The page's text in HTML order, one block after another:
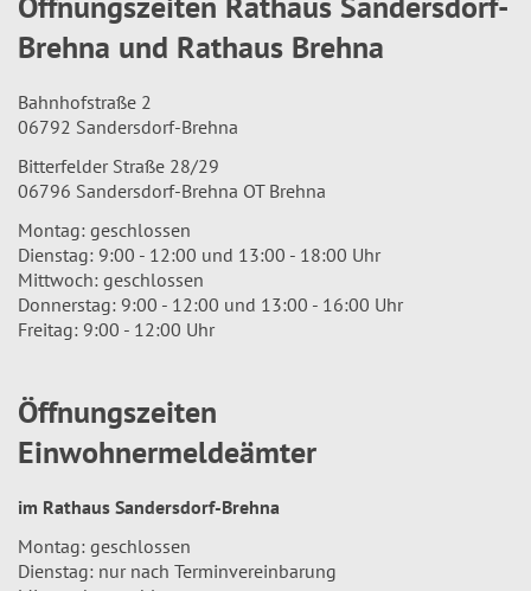
Brehna und Rathaus Brehna
Bahnhofstraße 2
06792 Sandersdorf-Brehna
Bitterfelder Straße 28/29
06796 Sandersdorf-Brehna OT Brehna
Montag: geschlossen
Dienstag: 9:00 - 12:00 und 13:00 - 18:00 Uhr
Mittwoch: geschlossen
Donnerstag: 9:00 - 12:00 und 13:00 - 16:00 Uhr
Freitag: 9:00 - 12:00 Uhr
Öffnungszeiten
Einwohnermeldeämter
im Rathaus Sandersdorf-Brehna
Montag: geschlossen
Dienstag: nur nach Terminvereinbarung